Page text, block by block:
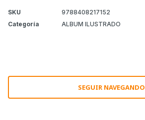
SKU
9788408217152
Categoría
ALBUM ILUSTRADO
SEGUIR NAVEGANDO